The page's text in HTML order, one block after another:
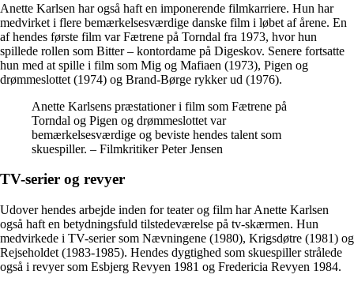
Anette Karlsen har også haft en imponerende filmkarriere. Hun har
medvirket i flere bemærkelsesværdige danske film i løbet af årene. En
af hendes første film var Fætrene på Torndal fra 1973, hvor hun
spillede rollen som Bitter – kontordame på Digeskov. Senere fortsatte
hun med at spille i film som Mig og Mafiaen (1973), Pigen og
drømmeslottet (1974) og Brand-Børge rykker ud (1976).
Anette Karlsens præstationer i film som Fætrene på
Torndal og Pigen og drømmeslottet var
bemærkelsesværdige og beviste hendes talent som
skuespiller. – Filmkritiker Peter Jensen
TV-serier og revyer
Udover hendes arbejde inden for teater og film har Anette Karlsen
også haft en betydningsfuld tilstedeværelse på tv-skærmen. Hun
medvirkede i TV-serier som Nævningene (1980), Krigsdøtre (1981) og
Rejseholdet (1983-1985). Hendes dygtighed som skuespiller strålede
også i revyer som Esbjerg Revyen 1981 og Fredericia Revyen 1984.